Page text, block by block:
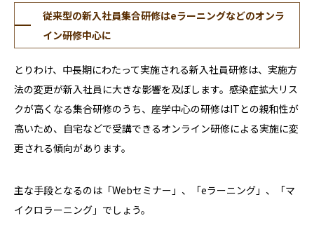
従来型の新入社員集合研修はeラーニングなどのオンラ
イン研修中心に
とりわけ、中長期にわたって実施される新入社員研修は、実施方
法の変更が新入社員に大きな影響を及ぼします。感染症拡大リス
クが高くなる集合研修のうち、座学中心の研修はITとの親和性が
高いため、自宅などで受講できるオンライン研修による実施に変
更される傾向があります。
主な手段となるのは「Webセミナー」、「eラーニング」、「マ
イクロラーニング」でしょう。